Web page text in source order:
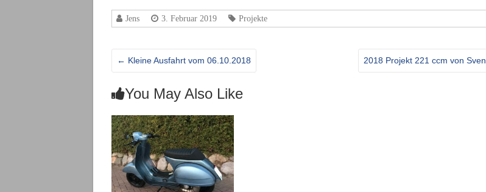
Jens 3. Februar 2019 Projekte
← Kleine Ausfahrt vom 06.10.2018 2018 Projekt 221 ccm von Sven
You May Also Like